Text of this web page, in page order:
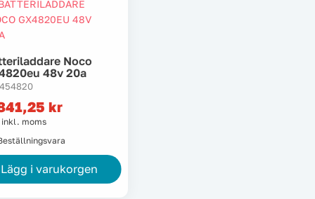
Noco
48v 20a
kr
inkl. moms
Lägg i varukorgen